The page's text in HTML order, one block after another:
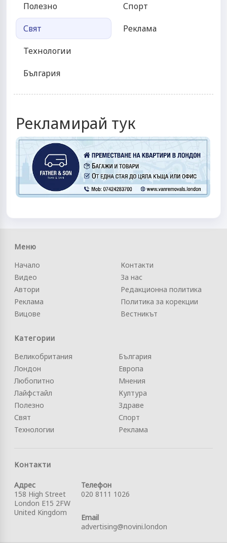
Полезно
Свят
Технологии
България
Спорт
Реклама
Рекламирай тук
Меню
Начало
Видео
Автори
Реклама
Вицове
Контакти
За нас
Редакционна политика
Политика за корекции
Вестникът
Категории
Великобритания
Лондон
Любопитно
Лайфстайл
Полезно
Свят
Технологии
България
Европа
Мнения
Култура
Здраве
Спорт
Реклама
Контакти
Адрес
158 High Street
London E15 2FW
United Kingdom
Телефон
020 8111 1026
Email
advertising@novini.london